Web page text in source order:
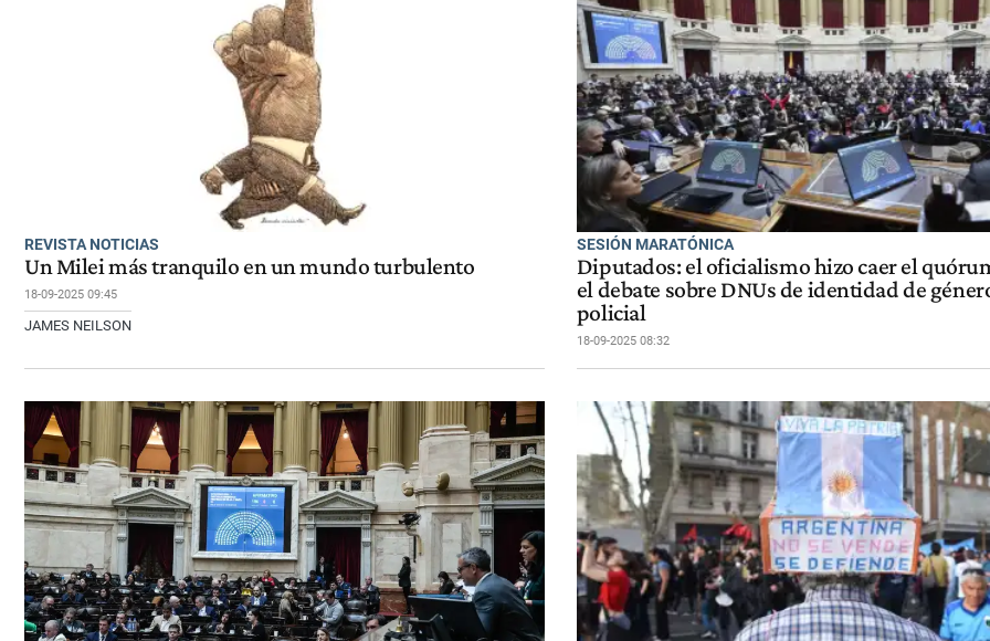
REVISTA NOTICIAS
Un Milei más tranquilo en un mundo turbulento
18-09-2025 09:45
JAMES NEILSON
SESIÓN MARATÓNICA
Diputados: el oficialismo hizo caer el
el debate sobre DNUs de identidad de
policial
18-09-2025 08:32